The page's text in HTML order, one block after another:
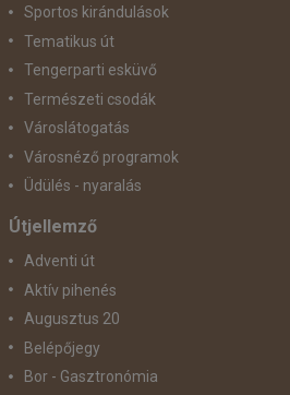
Sportos kirándulások
Tematikus út
Tengerparti esküvő
Természeti csodák
Városlátogatás
Városnéző programok
Üdülés - nyaralás
Útjellemző
Adventi út
Aktív pihenés
Augusztus 20
Belépőjegy
Bor - Gasztronómia